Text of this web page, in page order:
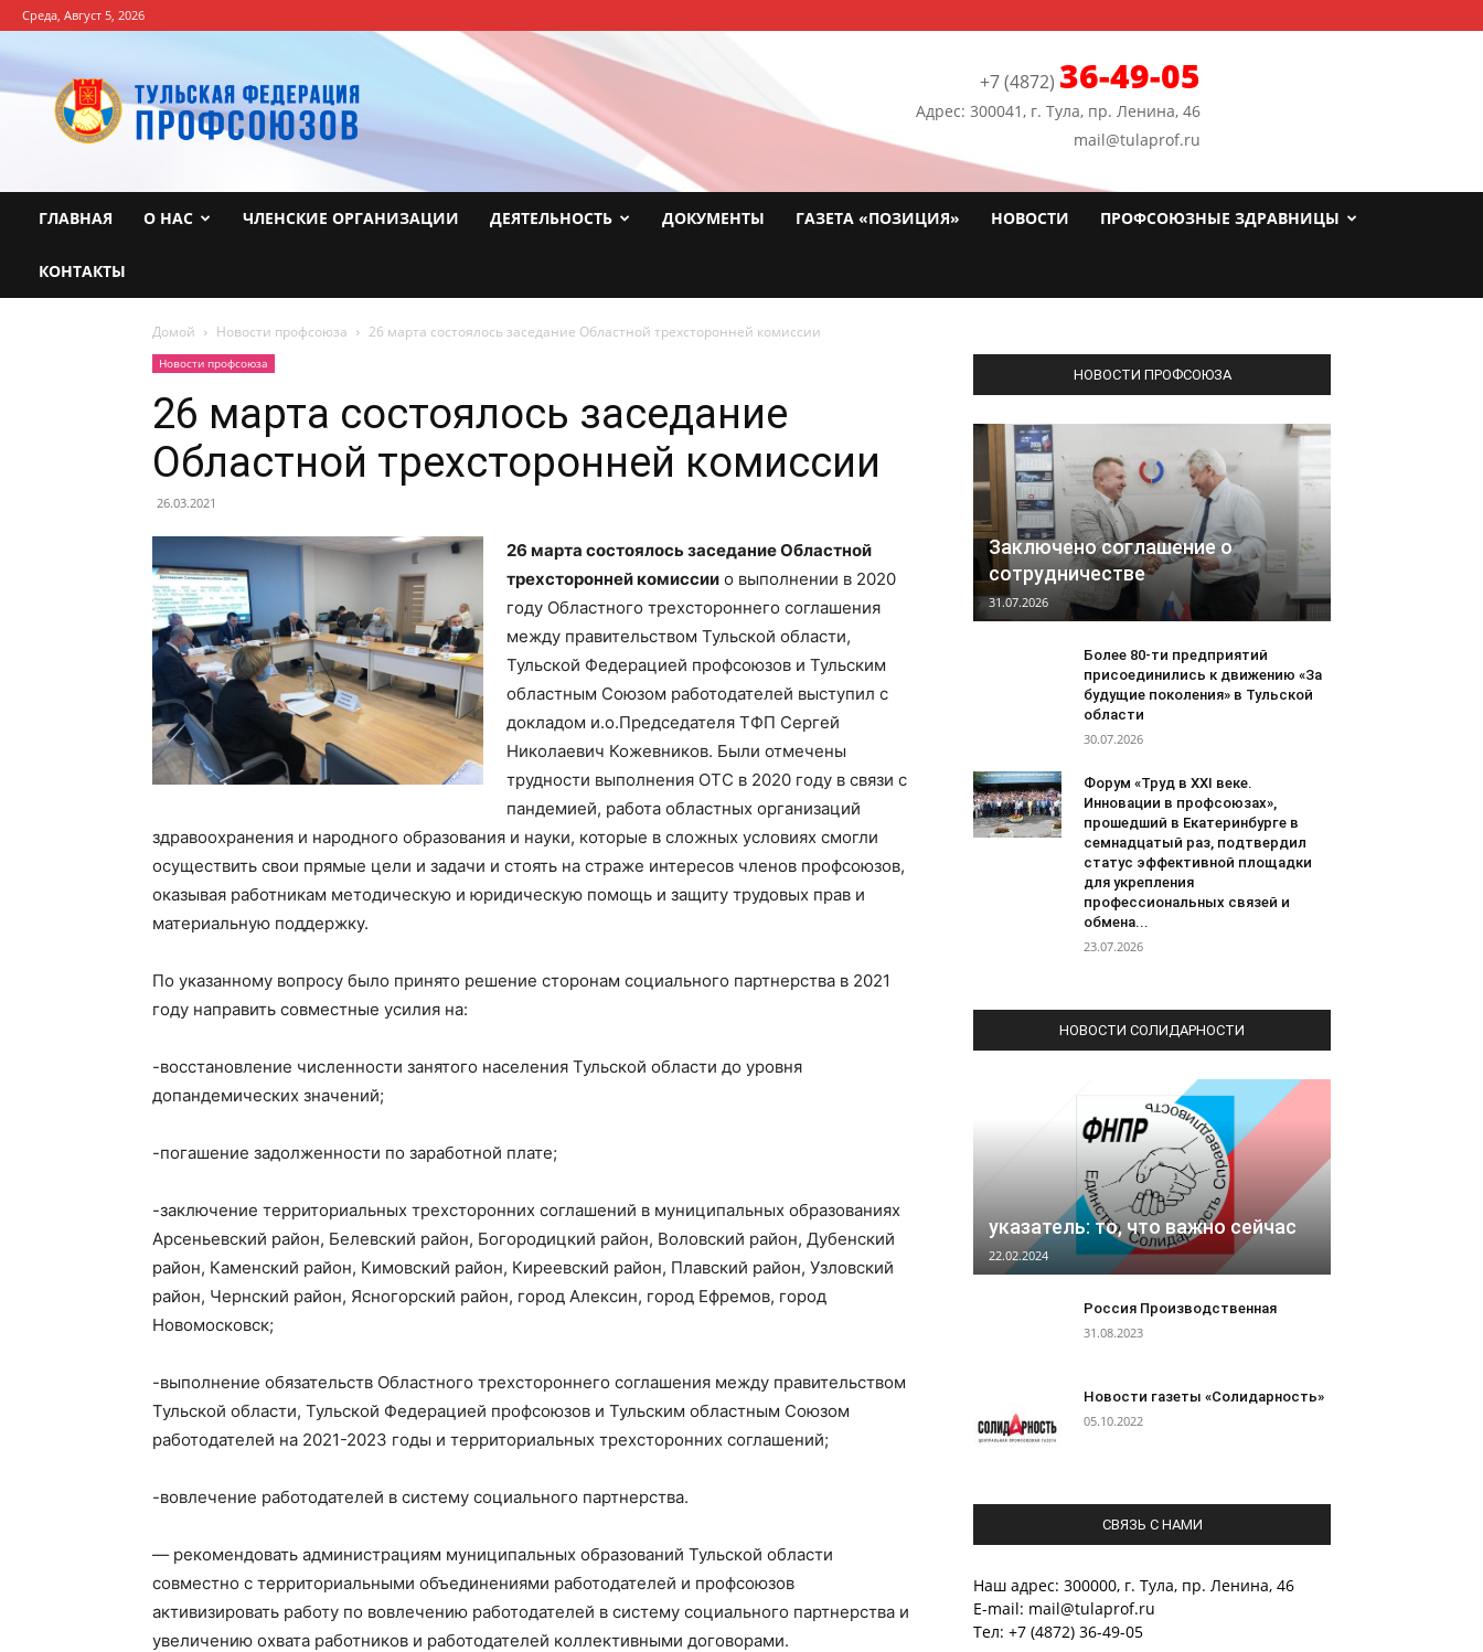
Среда, Август 5, 2026
Федерация
профсоюзов
+7 (4872) 36-49-05
Адрес: 300041, г. Тула, пр. Ленина, 46
mail@tulaprof.ru
ГЛАВНАЯ О НАС ЧЛЕНСКИЕ ОРГАНИЗАЦИИ ДЕЯТЕЛЬНОСТЬ ДОКУМЕНТЫ ГАЗЕТА «ПОЗИЦИЯ» НОВОСТИ ПРОФСОЮЗНЫЕ ЗДРАВНИЦЫ
КОНТАКТЫ
Домой Новости профсоюза 26 марта состоялось заседание Областной трехсторонней комиссии
Новости профсоюза
26 марта состоялось заседание
Областной трехсторонней комиссии
26.03.2021
26 марта состоялось заседание Областной
трехсторонней комиссии о выполнении в 2020
году Областного трехстороннего соглашения
между правительством Тульской области,
Тульской Федерацией профсоюзов и Тульским
областным Союзом работодателей выступил с
докладом и.о.Председателя ТФП Сергей
Николаевич Кожевников. Были отмечены
трудности выполнения ОТС в 2020 году в связи с
пандемией, работа областных организаций
здравоохранения и народного образования и науки, которые в сложных условиях смогли
осуществить свои прямые цели и задачи и стоять на страже интересов членов профсоюзов,
оказывая работникам методическую и юридическую помощь и защиту трудовых прав и
материальную поддержку.
По указанному вопросу было принято решение сторонам социального партнерства в 2021
году направить совместные усилия на:
-восстановление численности занятого населения Тульской области до уровня
допандемических значений;
-погашение задолженности по заработной плате;
-заключение территориальных трехсторонних соглашений в муниципальных образованиях
Арсеньевский район, Белевский район, Богородицкий район, Воловский район, Дубенский
район, Каменский район, Кимовский район, Киреевский район, Плавский район, Узловский
район, Чернский район, Ясногорский район, город Алексин, город Ефремов, город
Новомосковск;
-выполнение обязательств Областного трехстороннего соглашения между правительством
Тульской области, Тульской Федерацией профсоюзов и Тульским областным Союзом
работодателей на 2021-2023 годы и территориальных трехсторонних соглашений;
-вовлечение работодателей в систему социального партнерства.
— рекомендовать администрациям муниципальных образований Тульской области
совместно с территориальными объединениями работодателей и профсоюзов
активизировать работу по вовлечению работодателей в систему социального партнерства и
увеличению охвата работников и работодателей коллективными договорами.
НОВОСТИ ПРОФСОЮЗА
Заключено соглашение о
сотрудничестве
31.07.2026
Более 80-ти предприятий
присоединились к движению «За
будущие поколения» в Тульской
области
30.07.2026
Форум «Труд в XXI веке.
Инновации в профсоюзах»,
прошедший в Екатеринбурге в
семнадцатый раз, подтвердил
статус эффективной площадки
для укрепления
профессиональных связей и
обмена...
23.07.2026
НОВОСТИ СОЛИДАРНОСТИ
указатель: то, что важно сейчас
22.02.2024
Россия Производственная
31.08.2023
Новости газеты «Солидарность»
05.10.2022
СВЯЗЬ С НАМИ
Наш адрес: 300000, г. Тула, пр. Ленина, 46
E-mail: mail@tulaprof.ru
Тел: +7 (4872) 36-49-05